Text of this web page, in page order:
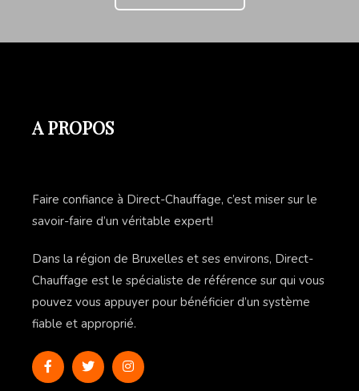
A PROPOS
Faire confiance à Direct-Chauffage, c’est miser sur le
savoir-faire d’un véritable expert!
Dans la région de Bruxelles et ses environs, Direct-
Chauffage est le spécialiste de référence sur qui vous
pouvez vous appuyer pour bénéficier d’un système
fiable et approprié.